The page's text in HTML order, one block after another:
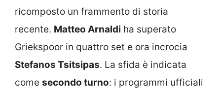
ricomposto un frammento di storia
recente. Matteo Arnaldi ha superato
Griekspoor in quattro set e ora incrocia
Stefanos Tsitsipas. La sfida è indicata
come secondo turno: i programmi ufficiali